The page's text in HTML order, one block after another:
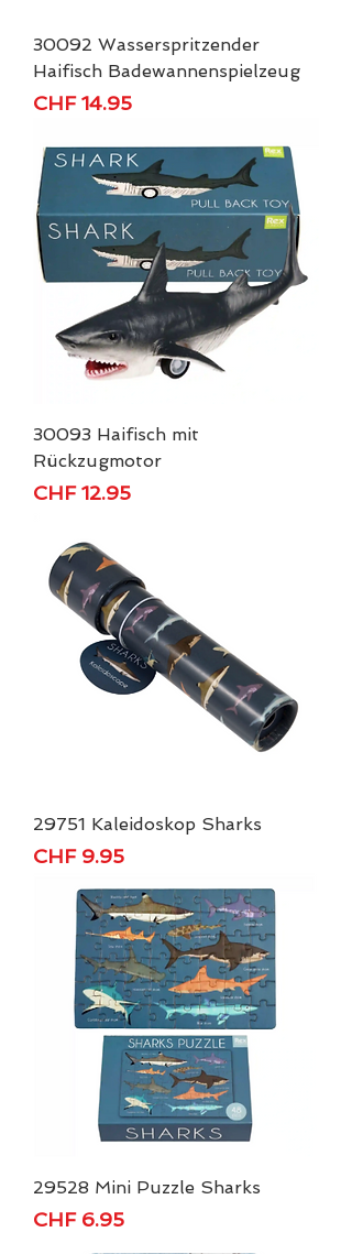
30092 Wasserspritzender
Haifisch Badewannenspielzeug
Price
CHF 14.95
30093 Haifisch mit
Rückzugmotor
Price
CHF 12.95
29751 Kaleidoskop Sharks
Price
CHF 9.95
29528 Mini Puzzle Sharks
Price
CHF 6.95